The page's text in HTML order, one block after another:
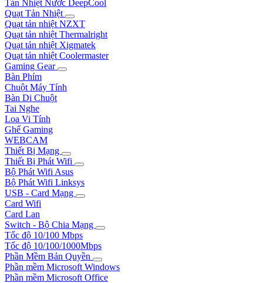
Tản Nhiệt Nước DeepCool
Quạt Tản Nhiệt
Quạt tản nhiệt NZXT
Quạt tản nhiệt Thermalright
Quạt tản nhiệt Xigmatek
Quạt tản nhiệt Coolermaster
Gaming Gear
Bàn Phím
Chuột Máy Tính
Bàn Di Chuột
Tai Nghe
Loa Vi Tính
Ghế Gaming
WEBCAM
Thiết Bị Mạng
Thiết Bị Phát Wifi
Bộ Phát Wifi Asus
Bộ Phát Wifi Linksys
USB - Card Mạng
Card Wifi
Card Lan
Switch - Bộ Chia Mạng
Tốc độ 10/100 Mbps
Tốc độ 10/100/1000Mbps
Phần Mềm Bản Quyền
Phần mềm Microsoft Windows
Phần mềm Microsoft Office